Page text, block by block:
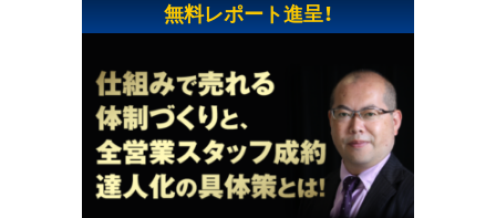
無料レポート進呈！